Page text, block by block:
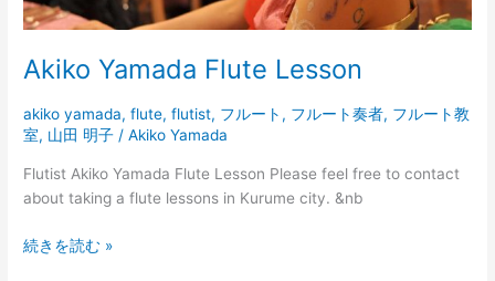
Akiko Yamada Flute Lesson
akiko yamada,flute,flutist, フルート , フルート奏者, フルート教
室, 山田 明子 /Akiko Yamada
Flutist Akiko Yamada Flute Lesson Please feel free to contact
about taking a flute lessons in Kurume city. &nb
続きを読む »